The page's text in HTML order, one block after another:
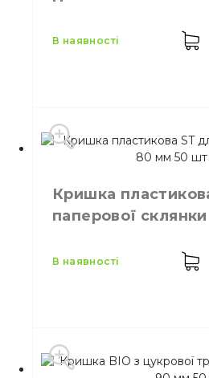
Виробник
Розмір
Кількість в упаковці
в наявності
Кришка
паперової
в наявності